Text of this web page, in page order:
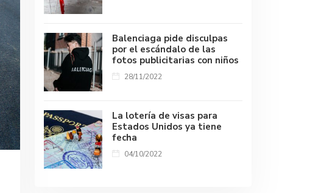
Balenciaga pide disculpas
por el escándalo de las
fotos publicitarias con niños
28/11/2022
La lotería de visas para
Estados Unidos ya tiene
fecha
04/10/2022